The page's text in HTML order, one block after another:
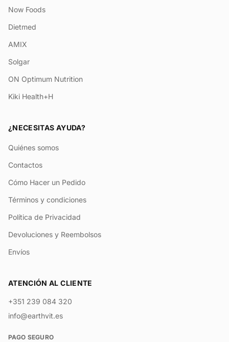
Now Foods
Dietmed
AMIX
Solgar
ON Optimum Nutrition
Kiki Health+H
¿NECESITAS AYUDA?
Quiénes somos
Contactos
Cómo Hacer un Pedido
Términos y condiciones
Política de Privacidad
Devoluciones y Reembolsos
Envíos
ATENCIÓN AL CLIENTE
+351 239 084 320
info@earthvit.es
PAGO SEGURO